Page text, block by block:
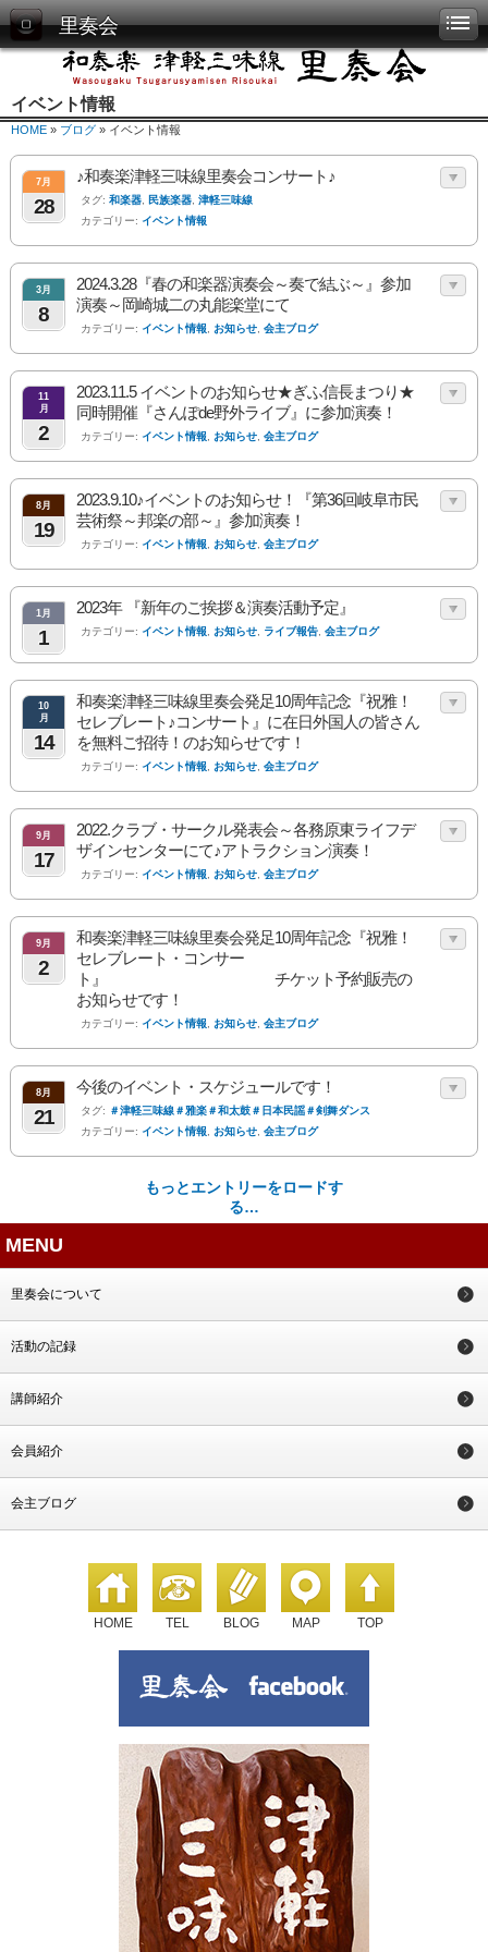
里奏会
イベント情報
HOME » ブログ » イベント情報
7月
28
♪和奏楽津軽三味線里奏会コンサート♪
タグ: 和楽器 民族楽器 津軽三味線
カテゴリー: イベント情報
3月
8
2024.3.28『春の和楽器演奏会～奏で結ぶ～』参加
演奏～岡崎城二の丸能楽堂にて
カテゴリー: イベント情報 お知らせ 会主ブログ
11
月
2
2023.11.5 イベントのお知らせ★ぎふ信長まつり★
同時開催『さんぽde野外ライブ』に参加演奏！
カテゴリー: イベント情報 お知らせ 会主ブログ
8月
19
2023.9.10♪イベントのお知らせ！『第36回岐阜市民
芸術祭～邦楽の部～』参加演奏！
カテゴリー: イベント情報 お知らせ 会主ブログ
1月
1
2023年 『新年のご挨拶＆演奏活動予定』
カテゴリー: イベント情報 お知らせ ライブ報告 会主ブログ
10
月
14
和奏楽津軽三味線里奏会発足10周年記念『祝雅！
セレブレート♪コンサート』に在日外国人の皆さん
を無料ご招待！のお知らせです！
カテゴリー: イベント情報 お知らせ 会主ブログ
9月
17
2022.クラブ・サークル発表会～各務原東ライフデ
ザインセンターにて♪アトラクション演奏！
カテゴリー: イベント情報 お知らせ 会主ブログ
9月
2
和奏楽津軽三味線里奏会発足10周年記念『祝雅！
セレブレート・コンサー
ト』 チケット予約販売の
お知らせです！
カテゴリー: イベント情報 お知らせ 会主ブログ
8月
21
今後のイベント・スケジュールです！
タグ: ＃津軽三味線＃雅楽＃和太鼓＃日本民謡＃剣舞ダンス
カテゴリー: イベント情報 お知らせ 会主ブログ
もっとエントリーをロードす
る…
MENU
里奏会について
活動の記録
講師紹介
会員紹介
会主ブログ
HOME TEL BLOG MAP TOP